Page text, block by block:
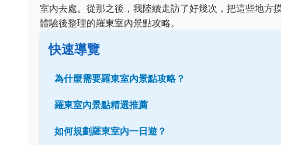
室內去處。從那之後，我陸續走訪了好幾次，把這些地方
體驗後整理的羅東室內景點攻略。
快速導覽
為什麼需要羅東室內景點攻略？
羅東室內景點精選推薦
如何規劃羅東室內一日遊？